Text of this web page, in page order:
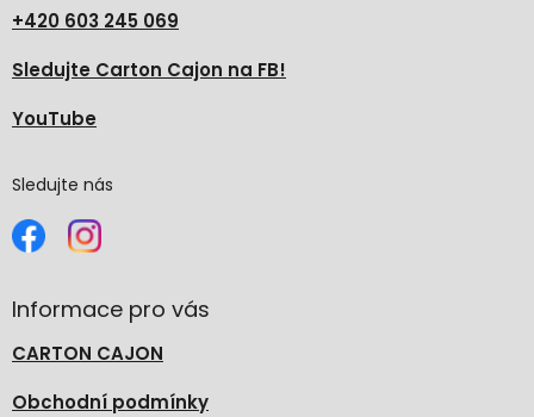
+420 603 245 069
Sledujte Carton Cajon na FB!
YouTube
Sledujte nás
Informace pro vás
CARTON CAJON
Obchodní podmínky